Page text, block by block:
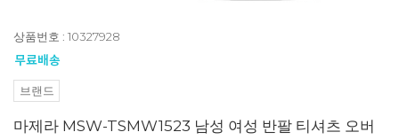
상품번호 : 10327928
브랜드
마제라 MSW-TSMW1523 남성 여성 반팔 티셔츠 오버